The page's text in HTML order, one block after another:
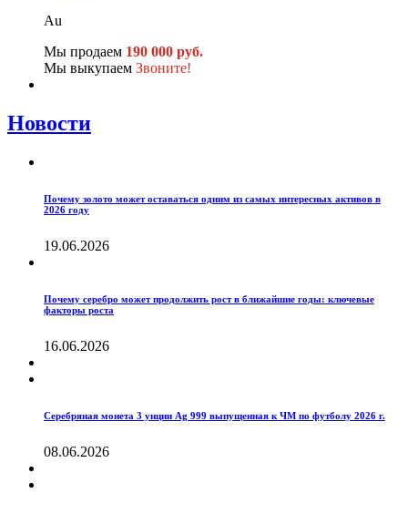
Au
Мы продаем 190 000 руб.
Мы выкупаем Звоните!
Новости
Почему золото может оставаться одним из самых интересных активов в
2026 году
19.06.2026
Почему серебро может продолжить рост в ближайшие годы: ключевые
факторы роста
16.06.2026
Серебряная монета 3 унции Ag 999 выпущенная к ЧМ по футболу 2026 г.
08.06.2026